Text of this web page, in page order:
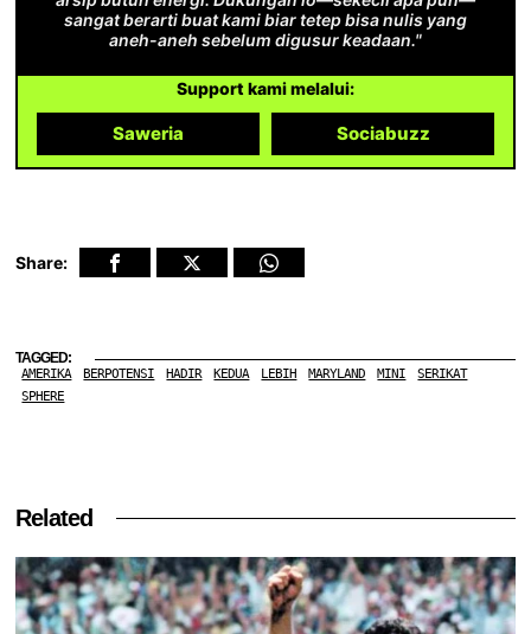
sangat berarti buat kami biar tetep bisa nulis yang
aneh-aneh sebelum digusur keadaan."
Support kami melalui:
Saweria Sociabuzz
Share:
TAGGED:
AMERIKA BERPOTENSI HADIR KEDUA LEBIH MARYLAND MINI
SERIKAT
SPHERE
Related